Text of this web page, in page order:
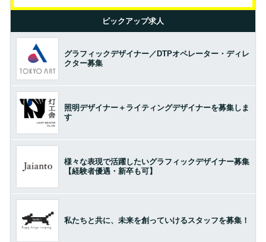
ピックアップ求人
グラフィックデザイナー／DTPオペレーター・ディレ
クター募集
照明デザイナー＋ライティングデザイナーを募集しま
す
様々な表現で活躍したいグラフィックデザイナー募集
【経験者優遇・新卒も可】
私たちと共に、未来を創っていけるスタッフを募集！